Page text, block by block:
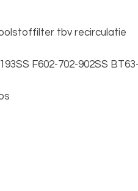
tbv recirculatie
F602-702-902SS